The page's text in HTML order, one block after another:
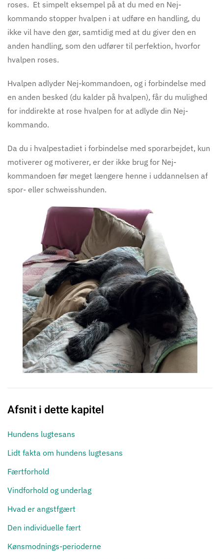
roses. Et simpelt eksempel på at du med en Nej-
kommando stopper hvalpen i at udføre en handling, du
ikke vil have den gør, samtidig med at du giver den en
anden handling, som den udfører til perfektion, hvorfor
hvalpen roses.
Hvalpen adlyder Nej-kommandoen, og i forbindelse med
en anden besked (du kalder på hvalpen), får du mulighed
for inddirekte at rose hvalpen for at adlyde din Nej-
kommando.
Da du i hvalpestadiet i forbindelse med sporarbejdet, kun
motiverer og motiverer, er der ikke brug for Nej-
kommandoen før meget længere henne i uddannelsen af
spor- eller schweisshunden.
Afsnit i dette kapitel
Hundens lugtesans
Lidt fakta om hundens lugtesans
Færtforhold
Vindforhold og underlag
Hvad er angstfgært
Den individuelle fært
Kønsmodnings-perioderne